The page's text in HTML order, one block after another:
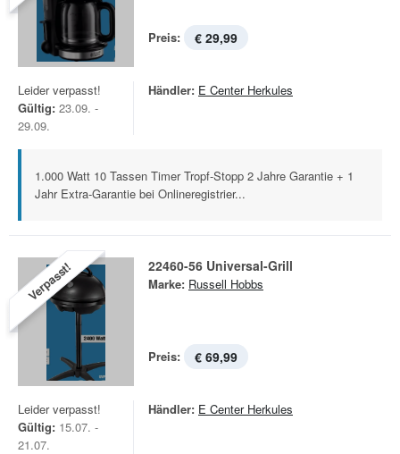
Preis: € 29,99
Leider verpasst!
Gültig: 23.09. -
29.09.
Händler: E Center Herkules
1.000 Watt 10 Tassen Timer Tropf-Stopp 2 Jahre Garantie + 1
Jahr Extra-Garantie bei Onlineregistrier...
Verpasst! 22460-56 Universal-Grill
Marke: Russell Hobbs
Preis: € 69,99
Leider verpasst!
Gültig: 15.07. -
21.07.
Händler: E Center Herkules